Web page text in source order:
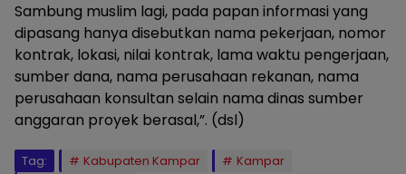
Sambung muslim lagi, pada papan informasi yang
dipasang hanya disebutkan nama pekerjaan, nomor
kontrak, lokasi, nilai kontrak, lama waktu pengerjaan,
sumber dana, nama perusahaan rekanan, nama
perusahaan konsultan selain nama dinas sumber
anggaran proyek berasal,”. (dsl)
Tag: Kabupaten Kampar
Kampar